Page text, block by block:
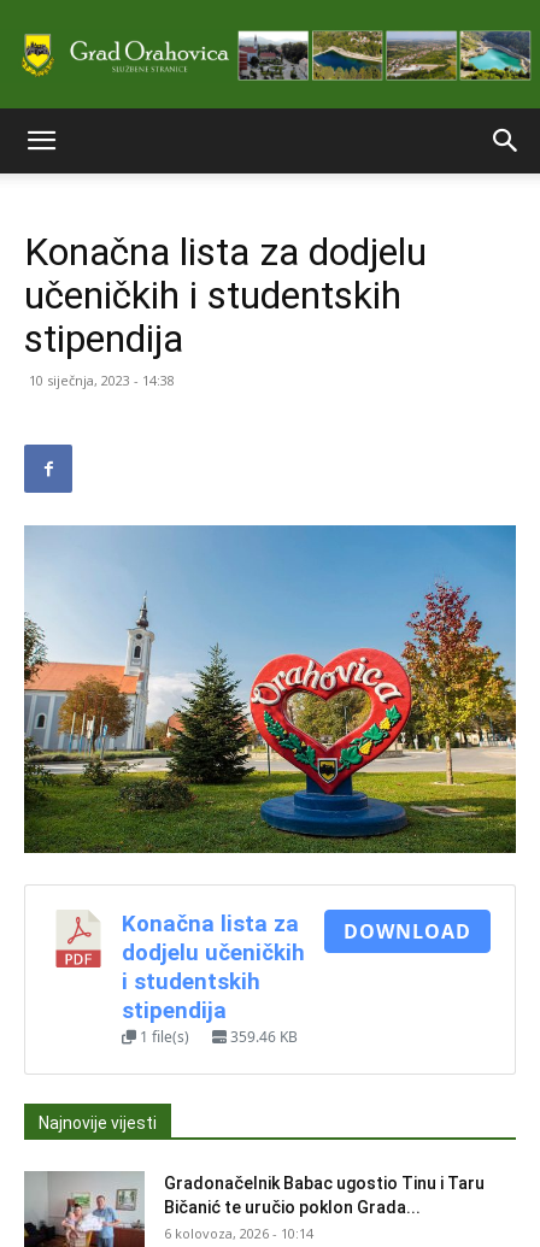
stranice
Konačna lista za dodjelu
učeničkih i studentskih
stipendija
10 siječnja, 2023 - 14:38
Konačna lista za
dodjelu učeničkih
i studentskih
stipendija
1 file(s) 359.46 KB
DOWNLOAD
Najnovije vijesti
Gradonačelnik Babac ugostio Tinu i Taru
Bičanić te uručio poklon Grada...
6 kolovoza, 2026 - 10:14